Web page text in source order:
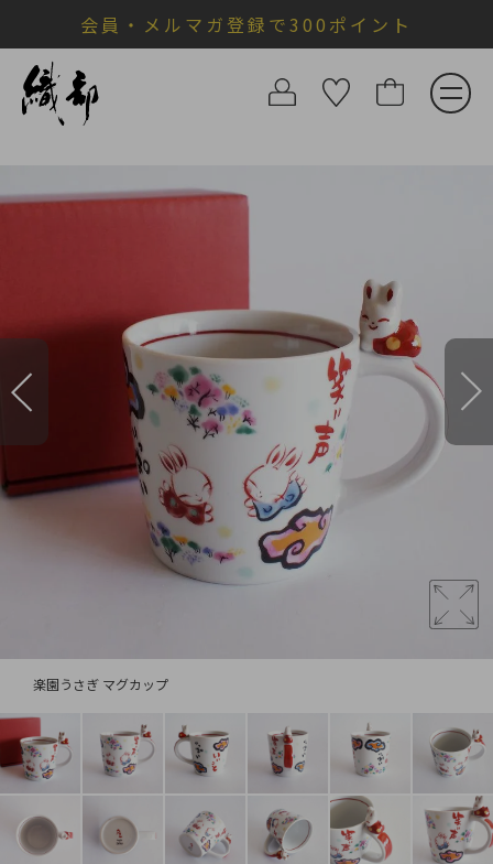
会員・メルマガ登録で300ポイント
楽園うさぎ マグカップ